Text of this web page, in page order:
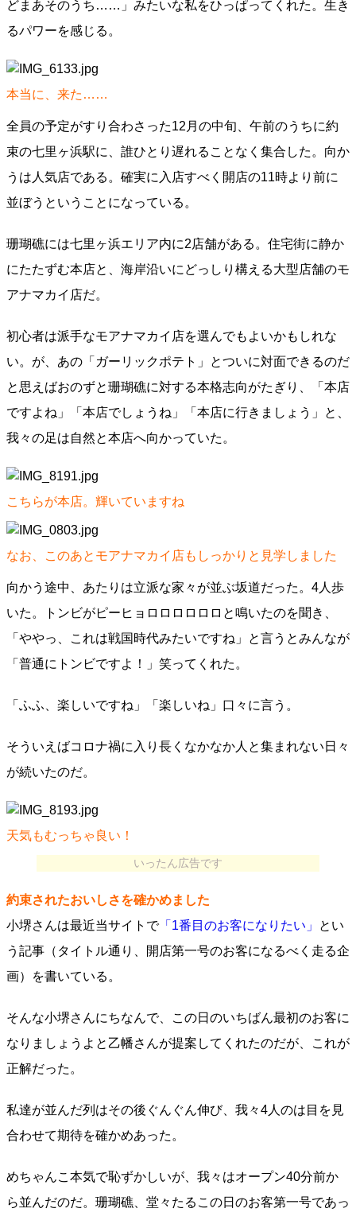
どまあそのうち……」みたいな私をひっぱってくれた。生き
るパワーを感じる。
本当に、来た……
全員の予定がすり合わさった12月の中旬、午前のうちに約
束の七里ヶ浜駅に、誰ひとり遅れることなく集合した。向か
うは人気店である。確実に入店すべく開店の11時より前に
並ぼうということになっている。
珊瑚礁には七里ヶ浜エリア内に2店舗がある。住宅街に静か
にたたずむ本店と、海岸沿いにどっしり構える大型店舗のモ
アナマカイ店だ。
初心者は派手なモアナマカイ店を選んでもよいかもしれな
い。が、あの「ガーリックポテト」とついに対面できるのだ
と思えばおのずと珊瑚礁に対する本格志向がたぎり、「本店
ですよね」「本店でしょうね」「本店に行きましょう」と、
我々の足は自然と本店へ向かっていた。
こちらが本店。輝いていますね
なお、このあとモアナマカイ店もしっかりと見学しました
向かう途中、あたりは立派な家々が並ぶ坂道だった。4人歩
いた。トンビがピーヒョロロロロロロと鳴いたのを聞き、
「ややっ、これは戦国時代みたいですね」と言うとみんなが
「普通にトンビですよ！」笑ってくれた。
「ふふ、楽しいですね」「楽しいね」口々に言う。
そういえばコロナ禍に入り長くなかなか人と集まれない日々
が続いたのだ。
天気もむっちゃ良い！
いったん広告です
約束されたおいしさを確かめました
小堺さんは最近当サイトで「1番目のお客になりたい」
とい
う記事（タイトル通り、開店第一号のお客になるべく走る企
画）を書いている。
そんな小堺さんにちなんで、この日のいちばん最初のお客に
なりましょうよと乙幡さんが提案してくれたのだが、これが
正解だった。
私達が並んだ列はその後ぐんぐん伸び、我々4人のは目を見
合わせて期待を確かめあった。
めちゃんこ本気で恥ずかしいが、我々はオープン40分前か
ら並んだのだ。珊瑚礁、堂々たるこの日のお客第一号であっ